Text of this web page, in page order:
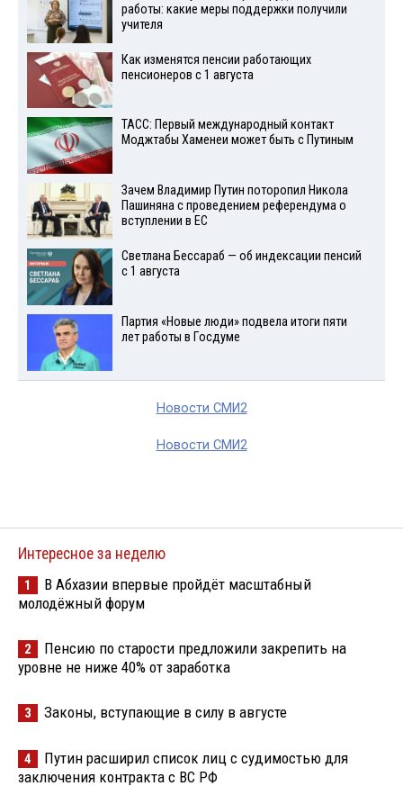
работы: какие меры поддержки получили
учителя
Как изменятся пенсии работающих
пенсионеров с 1 августа
ТАСС: Первый международный контакт
Моджтабы Хаменеи может быть с Путиным
Зачем Владимир Путин поторопил Никола
Пашиняна с проведением референдума о
вступлении в ЕС
Светлана Бессараб — об индексации пенсий
с 1 августа
Партия «Новые люди» подвела итоги пяти
лет работы в Госдуме
Новости СМИ2
Новости СМИ2
Интересное за неделю
1
В Абхазии впервые пройдёт масштабный
молодёжный форум
2
Пенсию по старости предложили закрепить на
уровне не ниже 40% от заработка
3 Законы, вступающие в силу в августе
4
Путин расширил список лиц с судимостью для
заключения контракта с ВС РФ